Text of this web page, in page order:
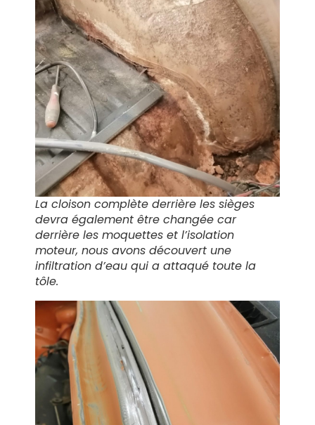
La cloison complète derrière les sièges
devra également être changée car
derrière les moquettes et l’isolation
moteur, nous avons découvert une
infiltration d’eau qui a attaqué toute la
tôle.